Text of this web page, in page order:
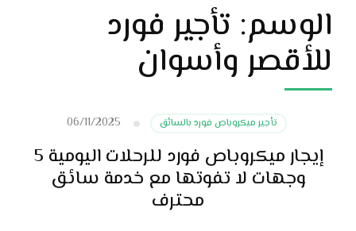
الوسم: تأجير فورد
للأقصر وأسوان
تأجير ميكروباص فورد بالسائق 06/11/2025
إيجار ميكروباص فورد للرحلات اليومية 5
وجهات لا تفوتها مع خدمة سائق
محترف